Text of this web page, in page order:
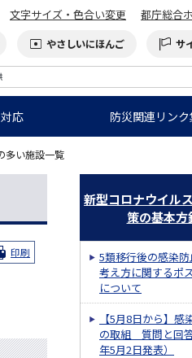
文字サイズ・色合い変更 都庁総合
やさしいにほんご サ
応 防災関連リンク
多い施設一覧
印刷
新型コロナウイル
策の基本方
5類移行後の感染
考え方に関するポ
について
【5月8日から】感
の取組 質問と回
年5月2日発表）